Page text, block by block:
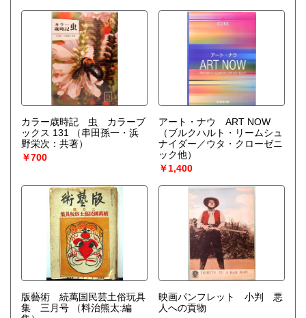
カラー歳時記 虫 カラーブ
ックス 131
（串田孫一・浜
野栄次：共著）
￥700
アート・ナウ ART NOW
（ブルクハルト・リームシュ
ナイダー／ウタ・クローゼニ
ック他）
￥1,400
版藝術 続萬国民芸土俗玩具
集 三月号
（料治熊太:編
映画パンフレット 小判 悪
人への貢物